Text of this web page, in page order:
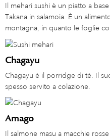
Il mehari sushi è un piatto a
Takana in salamoia. È un
montagna, in quanto le foglie
Chagayu
Chagayu è il porridge di tè. Il
spesso servito a colazione.
Amago
Il salmone masu a macchie